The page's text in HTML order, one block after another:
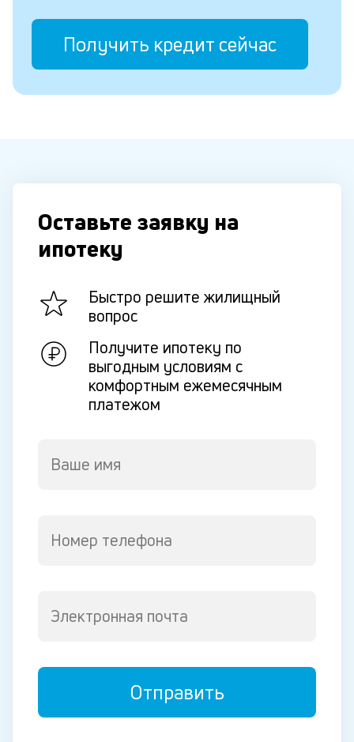
Получить кредит сейчас
Оставьте заявку на
ипотеку
Быстро решите жилищный
вопрос
Получите ипотеку по
выгодным условиям с
комфортным ежемесячным
платежом
Ваше имя
Номер телефона
Электронная почта
Отправить